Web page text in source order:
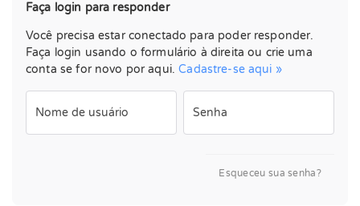
Faça login para responder
Você precisa estar conectado para poder responder.
Faça login usando o formulário à direita ou crie uma
conta se for novo por aqui.Cadastre-se aqui »
Nome de usuário Senha
Esqueceu sua senha?